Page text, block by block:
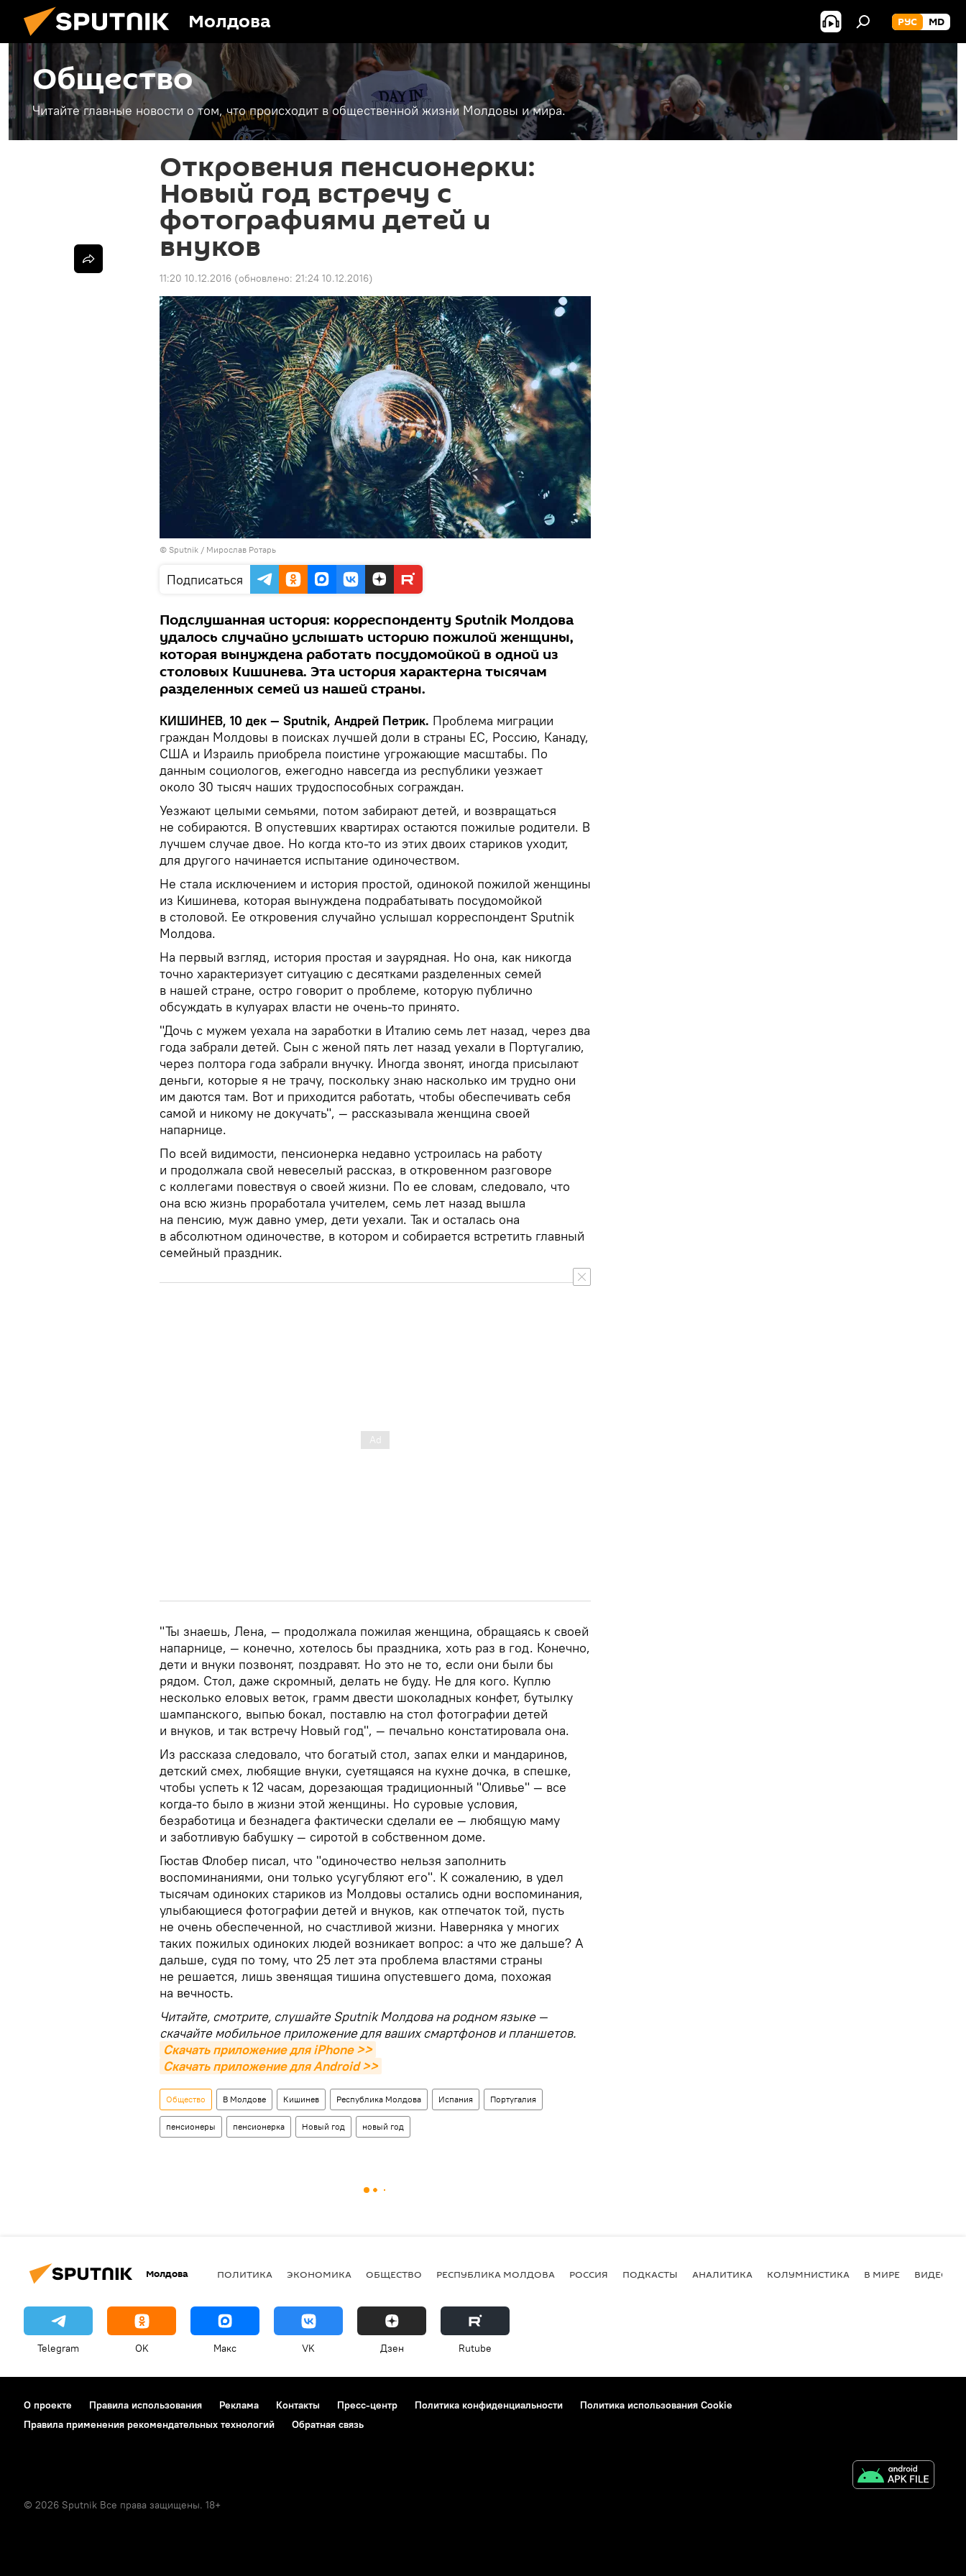
Молдова РУС MD
Общество
Читайте главные новости о том, что происходит в общественной жизни Молдовы и мира.
Откровения пенсионерки:
Новый год встречу с
фотографиями детей и
внуков
11:20 10.12.2016 (обновлено: 21:24 10.12.2016)
© Sputnik / Мирослав Ротарь
Подписаться
Подслушанная история: корреспонденту Sputnik Молдова
удалось случайно услышать историю пожилой женщины,
которая вынуждена работать посудомойкой в одной из
столовых Кишинева. Эта история характерна тысячам
разделенных семей из нашей страны.
КИШИНЕВ, 10 дек — Sputnik, Андрей Петрик. Проблема миграции
граждан Молдовы в поисках лучшей доли в страны ЕС, Россию, Канаду,
США и Израиль приобрела поистине угрожающие масштабы. По
данным социологов, ежегодно навсегда из республики уезжает
около 30 тысяч наших трудоспособных сограждан.
Уезжают целыми семьями, потом забирают детей, и возвращаться
не собираются. В опустевших квартирах остаются пожилые родители. В
лучшем случае двое. Но когда кто-то из этих двоих стариков уходит,
для другого начинается испытание одиночеством.
Не стала исключением и история простой, одинокой пожилой женщины
из Кишинева, которая вынуждена подрабатывать посудомойкой
в столовой. Ее откровения случайно услышал корреспондент Sputnik
Молдова.
На первый взгляд, история простая и заурядная. Но она, как никогда
точно характеризует ситуацию с десятками разделенных семей
в нашей стране, остро говорит о проблеме, которую публично
обсуждать в кулуарах власти не очень-то принято.
"Дочь с мужем уехала на заработки в Италию семь лет назад, через два
года забрали детей. Сын с женой пять лет назад уехали в Португалию,
через полтора года забрали внучку. Иногда звонят, иногда присылают
деньги, которые я не трачу, поскольку знаю насколько им трудно они
им даются там. Вот и приходится работать, чтобы обеспечивать себя
самой и никому не докучать", — рассказывала женщина своей
напарнице.
По всей видимости, пенсионерка недавно устроилась на работу
и продолжала свой невеселый рассказ, в откровенном разговоре
с коллегами повествуя о своей жизни. По ее словам, следовало, что
она всю жизнь проработала учителем, семь лет назад вышла
на пенсию, муж давно умер, дети уехали. Так и осталась она
в абсолютном одиночестве, в котором и собирается встретить главный
семейный праздник.
"Ты знаешь, Лена, — продолжала пожилая женщина, обращаясь к своей
напарнице, — конечно, хотелось бы праздника, хоть раз в год. Конечно,
дети и внуки позвонят, поздравят. Но это не то, если они были бы
рядом. Стол, даже скромный, делать не буду. Не для кого. Куплю
несколько еловых веток, грамм двести шоколадных конфет, бутылку
шампанского, выпью бокал, поставлю на стол фотографии детей
и внуков, и так встречу Новый год", — печально констатировала она.
Из рассказа следовало, что богатый стол, запах елки и мандаринов,
детский смех, любящие внуки, суетящаяся на кухне дочка, в спешке,
чтобы успеть к 12 часам, дорезающая традиционный "Оливье" — все
когда-то было в жизни этой женщины. Но суровые условия,
безработица и безнадега фактически сделали ее — любящую маму
и заботливую бабушку — сиротой в собственном доме.
Гюстав Флобер писал, что "одиночество нельзя заполнить
воспоминаниями, они только усугубляют его". К сожалению, в удел
тысячам одиноких стариков из Молдовы остались одни воспоминания,
улыбающиеся фотографии детей и внуков, как отпечаток той, пусть
не очень обеспеченной, но счастливой жизни. Наверняка у многих
таких пожилых одиноких людей возникает вопрос: а что же дальше? А
дальше, судя по тому, что 25 лет эта проблема властями страны
не решается, лишь звенящая тишина опустевшего дома, похожая
на вечность.
Читайте, смотрите, слушайте Sputnik Молдова на родном языке —
скачайте мобильное приложение для ваших смартфонов и планшетов.
Скачать приложение для iPhone >>
Скачать приложение для Android >>
Общество В Молдове Кишинев Республика Молдова Испания Португалия
пенсионеры пенсионерка Новый год новый год
Молдова ПОЛИТИКА ЭКОНОМИКА ОБЩЕСТВО РЕСПУБЛИКА МОЛДОВА РОССИЯ ПОДКАСТЫ АНАЛИТИКА КОЛУМНИСТИКА В МИРЕ ВИДЕО
Telegram OK Макс VK Дзен Rutube
О проекте Правила использования Реклама Контакты Пресс-центр Политика конфиденциальности
Политика использования Cookie
Правила применения рекомендательных технологий
Обратная связь
© 2026 Sputnik Все права защищены. 18+